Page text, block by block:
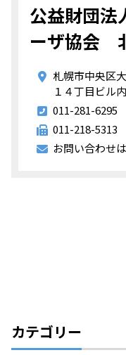
公益財団
ーザ協会
札幌市中央区
１４丁目ビル内
011-281-6295
011-218-5313
お問い合わせ
カテゴリー